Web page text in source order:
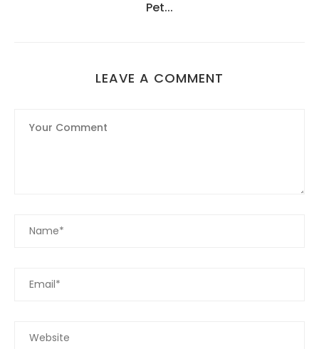
Pet...
LEAVE A COMMENT